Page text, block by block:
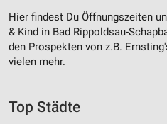
Hier findest Du Öffnungszeiten
& Kind in Bad Rippoldsau-
den Prospekten von z.B.
vielen mehr.
Top Städte